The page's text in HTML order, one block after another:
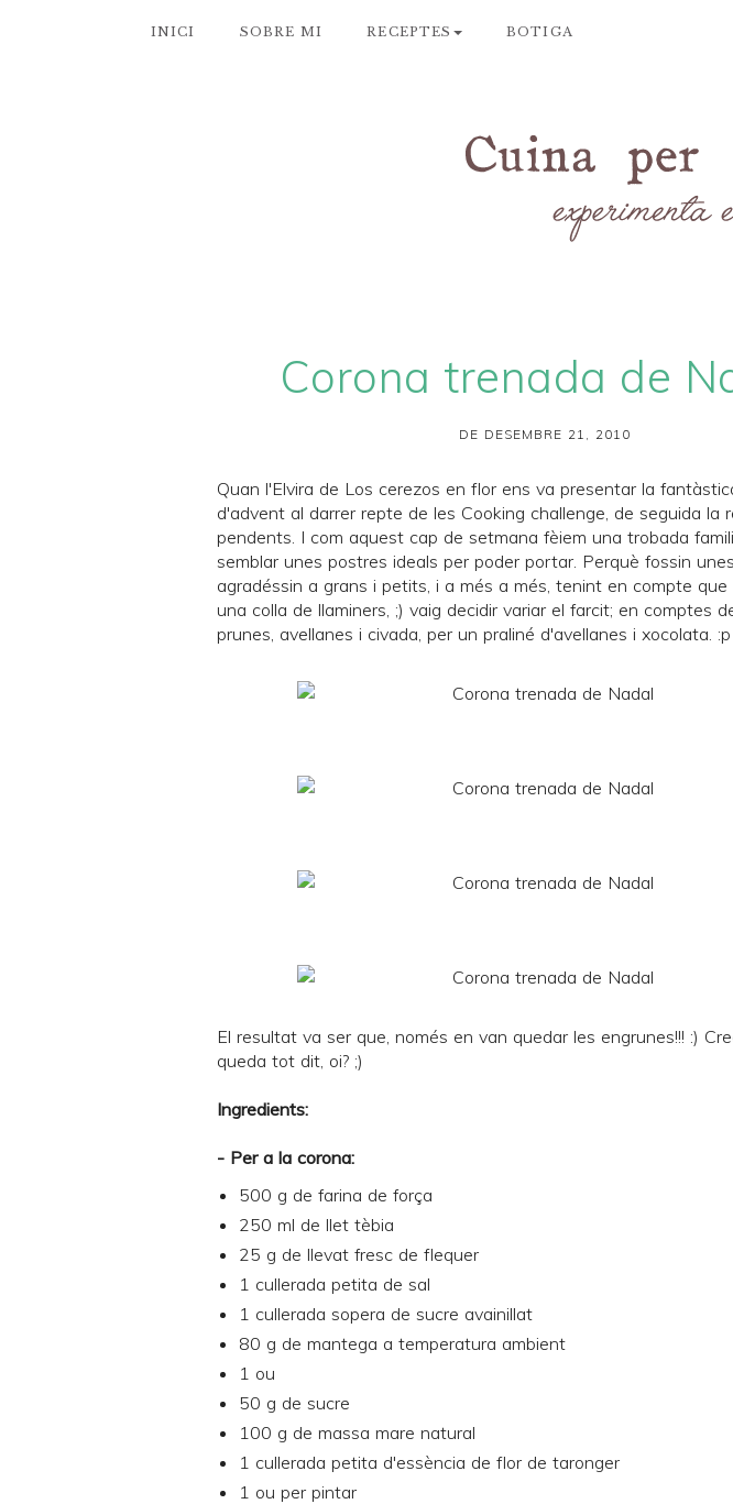
INICI SOBRE MI RECEPTES BOTIGA
Corona trenada de
DE DESEMBRE 21, 2010
Quan l'Elvira de Los cerezos en flor ens va presentar la
d'advent al darrer repte de les Cooking challenge, de seguida la
pendents. I com aquest cap de setmana fèiem una trobada
semblar unes postres ideals per poder portar. Perquè fossin
agradéssin a grans i petits, i a més a més, tenint en compte que
una colla de llaminers, ;) vaig decidir variar el farcit; en comptes
prunes, avellanes i civada, per un praliné d'avellanes i xocolata. :p
El resultat va ser que, només en van quedar les engrunes!!! :)
queda tot dit, oi? ;)
Ingredients:
- Per a la corona:
500 g de farina de força
250 ml de llet tèbia
25 g de llevat fresc de flequer
1 cullerada petita de sal
1 cullerada sopera de sucre avainillat
80 g de mantega a temperatura ambient
1 ou
50 g de sucre
100 g de massa mare natural
1 cullerada petita d'essència de flor de taronger
1 ou per pintar